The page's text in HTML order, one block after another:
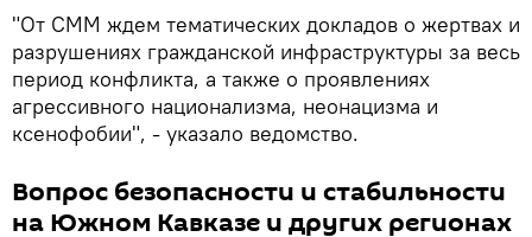
"От СММ ждем тематических докладов о жертвах и
разрушениях гражданской инфраструктуры за весь
период конфликта, а также о проявлениях
агрессивного национализма, неонацизма и
ксенофобии", - указало ведомство.
Вопрос безопасности и стабильности
на Южном Кавказе и других регионах